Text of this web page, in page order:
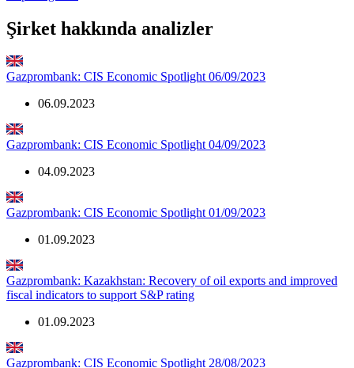
Şirket hakkında analizler
Gazprombank: CIS Economic Spotlight 06/09/2023
06.09.2023
Gazprombank: CIS Economic Spotlight 04/09/2023
04.09.2023
Gazprombank: CIS Economic Spotlight 01/09/2023
01.09.2023
Gazprombank: Kazakhstan: Recovery of oil exports and improved
fiscal indicators to support S&P rating
01.09.2023
Gazprombank: CIS Economic Spotlight 28/08/2023